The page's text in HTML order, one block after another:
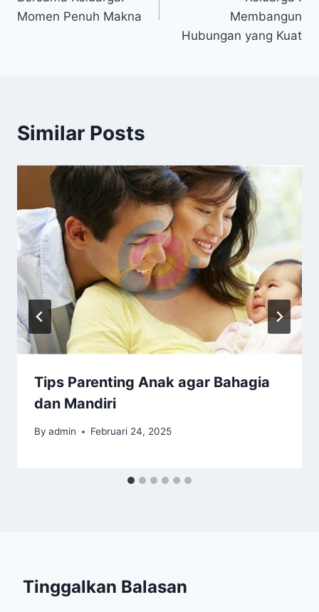
Momen Penuh Makna
Membangun
Hubungan yang Kuat
Similar Posts
Tips Parenting Anak agar Bahagia
dan Mandiri
By admin Februari 24, 2025
Tinggalkan Balasan